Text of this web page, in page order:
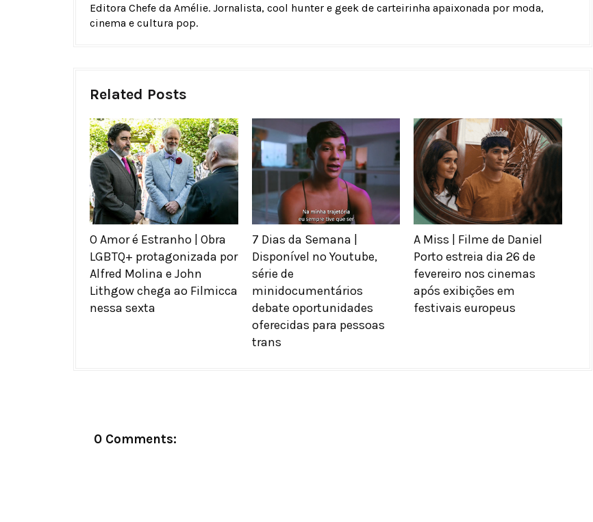
Editora Chefe da Amélie. Jornalista, cool hunter e geek de carteirinha apaixonada por moda,
cinema e cultura pop.
Related Posts
O Amor é Estranho | Obra
LGBTQ+ protagonizada por
Alfred Molina e John
Lithgow chega ao Filmicca
nessa sexta
7 Dias da Semana |
Disponível no Youtube,
série de
minidocumentários
debate oportunidades
oferecidas para pessoas
trans
A Miss | Filme de Daniel
Porto estreia dia 26 de
fevereiro nos cinemas
após exibições em
festivais europeus
0 Comments: